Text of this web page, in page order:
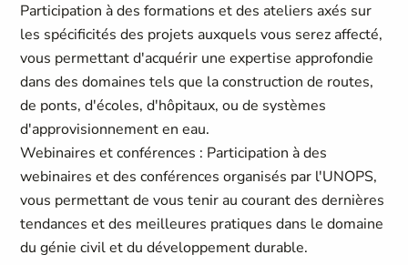
Participation à des formations et des ateliers axés sur
les spécificités des projets auxquels vous serez affecté,
vous permettant d'acquérir une expertise approfondie
dans des domaines tels que la construction de routes,
de ponts, d'écoles, d'hôpitaux, ou de systèmes
d'approvisionnement en eau.
Webinaires et conférences : Participation à des
webinaires et des conférences organisés par l'UNOPS,
vous permettant de vous tenir au courant des dernières
tendances et des meilleures pratiques dans le domaine
du génie civil et du développement durable.